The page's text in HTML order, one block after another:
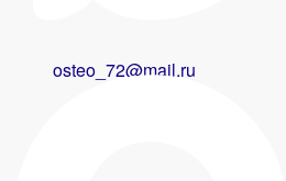
osteo_72@mail.ru